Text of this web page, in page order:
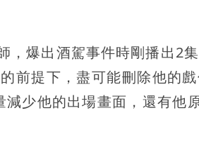
，爆出酒駕事件時剛播出2
前提下，盡可能刪除他的
少他的出場畫面，還有他